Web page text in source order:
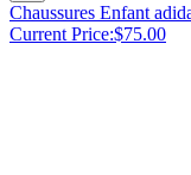
Chaussures Enfant
Current Price:$75.00